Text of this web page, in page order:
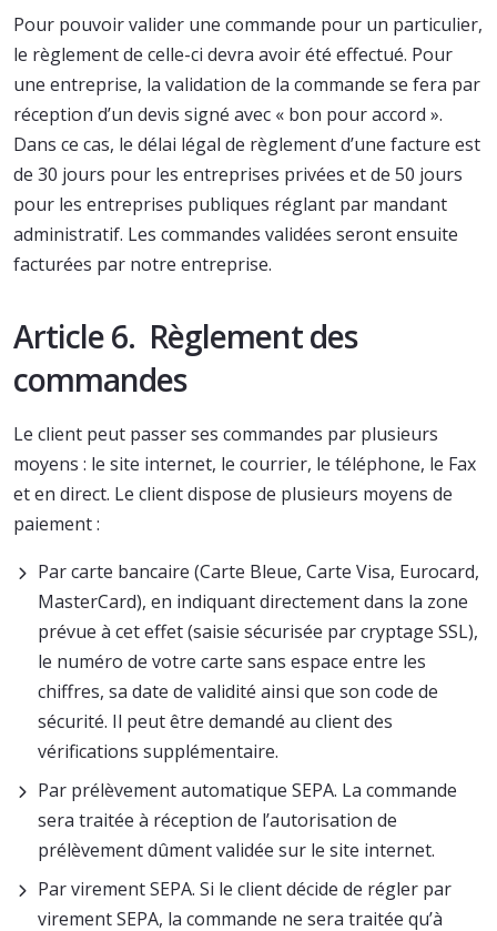
Pour pouvoir valider une commande pour un particulier,
le règlement de celle-ci devra avoir été effectué. Pour
une entreprise, la validation de la commande se fera par
réception d’un devis signé avec « bon pour accord ».
Dans ce cas, le délai légal de règlement d’une facture est
de 30 jours pour les entreprises privées et de 50 jours
pour les entreprises publiques réglant par mandant
administratif. Les commandes validées seront ensuite
facturées par notre entreprise.
Article 6. Règlement des
commandes
Le client peut passer ses commandes par plusieurs
moyens : le site internet, le courrier, le téléphone, le Fax
et en direct. Le client dispose de plusieurs moyens de
paiement :
Par carte bancaire (Carte Bleue, Carte Visa, Eurocard,
MasterCard), en indiquant directement dans la zone
prévue à cet effet (saisie sécurisée par cryptage SSL),
le numéro de votre carte sans espace entre les
chiffres, sa date de validité ainsi que son code de
sécurité. Il peut être demandé au client des
vérifications supplémentaire.
Par prélèvement automatique SEPA. La commande
sera traitée à réception de l’autorisation de
prélèvement dûment validée sur le site internet.
Par virement SEPA. Si le client décide de régler par
virement SEPA, la commande ne sera traitée qu’à